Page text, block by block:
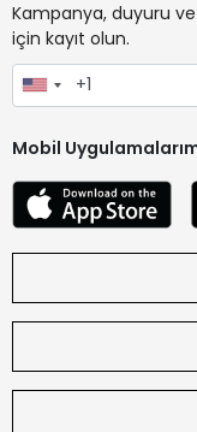
Kampanya, duyuru
için kayıt olun.
Mobil